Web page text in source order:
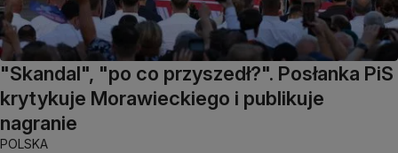
"Skandal", "po co przyszedł?". Posłanka PiS
krytykuje Morawieckiego i publikuje
nagranie
POLSKA